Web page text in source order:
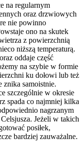
na regularnym
oraz drzwiowych
nie powinno
ono na skutek
z powierzchnią
niższą temperaturą.
oddaje część
na szybie w formie
ku dołowi lub też
znika samoistnie.
szczególnie w okresie
spada co najmniej kilka
nagrzanym
Jeżeli w takich
posiłek,
bardziej zauważalne.